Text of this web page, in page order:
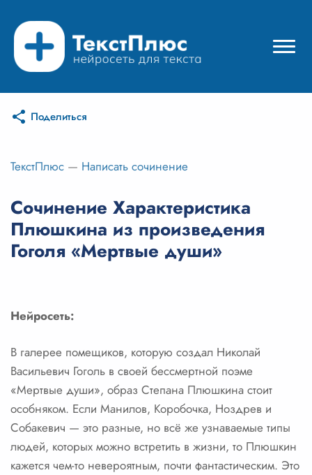
Режимы нейросети
Цены
Вход
Вход с Telegram
Поделиться
ТекстПлюс — Написать сочинение
Сочинение Характеристика
Плюшкина из произведения
Гоголя «Мертвые души»
Нейросеть:
В галерее помещиков, которую создал Николай
Васильевич Гоголь в своей бессмертной поэме
«Мертвые души», образ Степана Плюшкина стоит
особняком. Если Манилов, Коробочка, Ноздрев и
Собакевич — это разные, но всё же узнаваемые типы
людей, которых можно встретить в жизни, то Плюшкин
кажется чем-то невероятным, почти фантастическим. Это